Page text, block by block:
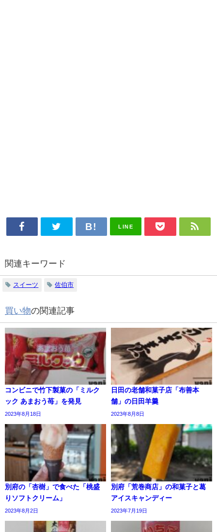
LINE
関連キーワード
スイーツ 佐伯市
買い物の関連記事
コンビニで竹下製菓の「ミルク
ック あまおう苺」を発見
2023年8月18日
日田の老舗和菓子店「布善本
舗」の日田羊羹
2023年8月8日
別府の「杏樹」で食べた「桃盛
りソフトクリーム」
2023年8月2日
別府「荒巻商店」の和菓子と葛
アイスキャンディー
2023年7月19日